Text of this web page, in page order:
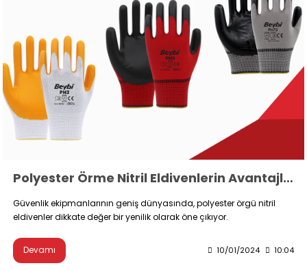
Polyester Örme Nitril Eldivenlerin Avantajları
Güvenlik ekipmanlarının geniş dünyasında, polyester örgü nitril
eldivenler dikkate değer bir yenilik olarak öne çıkıyor.
Devamı 10/01/2024 10:04